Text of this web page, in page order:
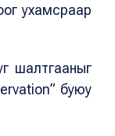
ухамсраар
шалтгааныг
буюу